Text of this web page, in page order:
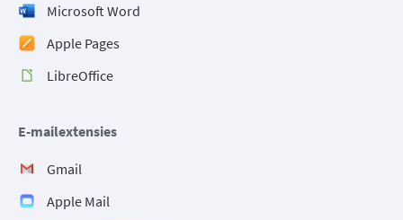
Microsoft Word
Apple Pages
LibreOffice
E-mailextensies
Gmail
Apple Mail